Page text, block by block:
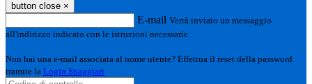
button close ×
E-mail Verrà inviato un messaggio
all'indirizzo indicato con le istruzioni necessarie.
Non hai una e-mail associata al nome utente? Effettua il reset della password
tramite la Login Spaggiari